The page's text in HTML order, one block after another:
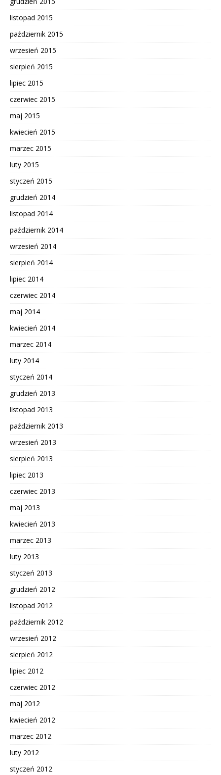
listopad 2015
październik 2015
wrzesień 2015
sierpień 2015
lipiec 2015
czerwiec 2015
maj 2015
kwiecień 2015
marzec 2015
luty 2015
styczeń 2015
grudzień 2014
listopad 2014
październik 2014
wrzesień 2014
sierpień 2014
lipiec 2014
czerwiec 2014
maj 2014
kwiecień 2014
marzec 2014
luty 2014
styczeń 2014
grudzień 2013
listopad 2013
październik 2013
wrzesień 2013
sierpień 2013
lipiec 2013
czerwiec 2013
maj 2013
kwiecień 2013
marzec 2013
luty 2013
styczeń 2013
grudzień 2012
listopad 2012
październik 2012
wrzesień 2012
sierpień 2012
lipiec 2012
czerwiec 2012
maj 2012
kwiecień 2012
marzec 2012
luty 2012
styczeń 2012